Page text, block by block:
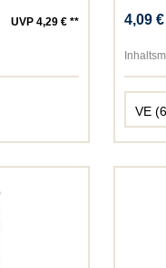
UVP 4,29 € ** 4,09